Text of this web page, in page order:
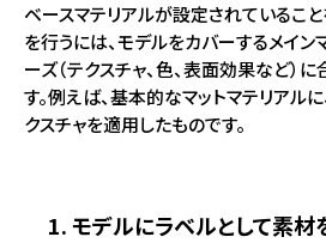
ベースマテリアルが設定されていること
を行うには、モデルをカバーするメイン
ーズ（テクスチャ、色、表面効果など）
す。例えば、基本的なマットマテリアル
クスチャを適用したものです。
1. モデルにラベルとして素材